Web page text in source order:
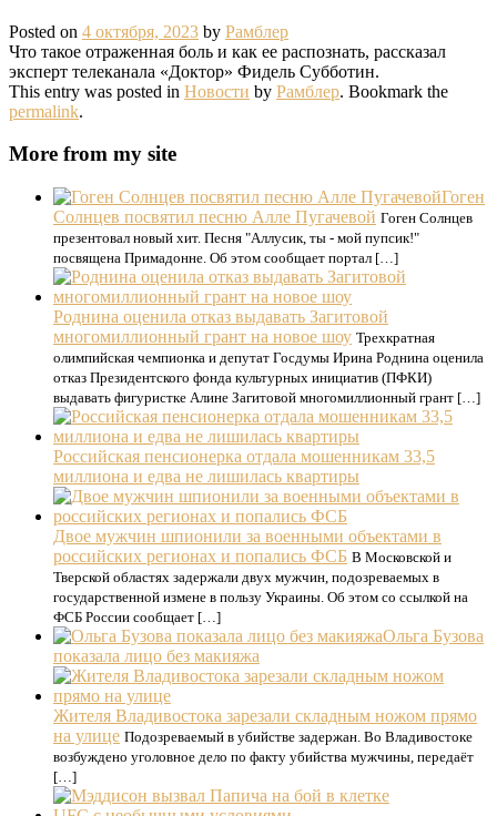
Posted on 4 октября, 2023 by Рамблер
Что такое отраженная боль и как ее распознать, рассказал
эксперт телеканала «Доктор» Фидель Субботин.
This entry was posted in Новости by Рамблер. Bookmark the
permalink.
More from my site
Гоген
Солнцев посвятил песню Алле Пугачевой Гоген Солнцев
презентовал новый хит. Песня "Аллусик, ты - мой пупсик!"
посвящена Примадонне. Об этом сообщает портал […]
Роднина оценила отказ выдавать Загитовой
многомиллионный грант на новое шоу Трехкратная
олимпийская чемпионка и депутат Госдумы Ирина Роднина оценила
отказ Президентского фонда культурных инициатив (ПФКИ)
выдавать фигуристке Алине Загитовой многомиллионный грант […]
Российская пенсионерка отдала мошенникам 33,5
миллиона и едва не лишилась квартиры
Двое мужчин шпионили за военными объектами в
российских регионах и попались ФСБ В Московской и
Тверской областях задержали двух мужчин, подозреваемых в
государственной измене в пользу Украины. Об этом со ссылкой на
ФСБ России сообщает […]
Ольга Бузова
показала лицо без макияжа
Жителя Владивостока зарезали складным ножом прямо
на улице Подозреваемый в убийстве задержан. Во Владивостоке
возбуждено уголовное дело по факту убийства мужчины, передаёт
[…]